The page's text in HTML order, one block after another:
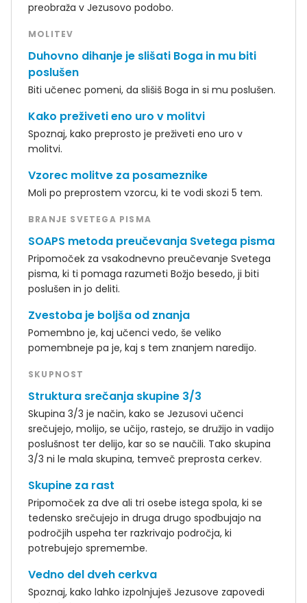
preobraža v Jezusovo podobo.
MOLITEV
Duhovno dihanje je slišati Boga in mu biti
poslušen
Biti učenec pomeni, da slišiš Boga in si mu poslušen.
Kako preživeti eno uro v molitvi
Spoznaj, kako preprosto je preživeti eno uro v
molitvi.
Vzorec molitve za posameznike
Moli po preprostem vzorcu, ki te vodi skozi 5 tem.
BRANJE SVETEGA PISMA
SOAPS metoda preučevanja Svetega pisma
Pripomoček za vsakodnevno preučevanje Svetega
pisma, ki ti pomaga razumeti Božjo besedo, ji biti
poslušen in jo deliti.
Zvestoba je boljša od znanja
Pomembno je, kaj učenci vedo, še veliko
pomembneje pa je, kaj s tem znanjem naredijo.
SKUPNOST
Struktura srečanja skupine 3/3
Skupina 3/3 je način, kako se Jezusovi učenci
srečujejo, molijo, se učijo, rastejo, se družijo in vadijo
poslušnost ter delijo, kar so se naučili. Tako skupina
3/3 ni le mala skupina, temveč preprosta cerkev.
Skupine za rast
Pripomoček za dve ali tri osebe istega spola, ki se
tedensko srečujejo in druga drugo spodbujajo na
področjih uspeha ter razkrivajo področja, ki
potrebujejo spremembe.
Vedno del dveh cerkva
Spoznaj, kako lahko izpolnjuješ Jezusove zapovedi